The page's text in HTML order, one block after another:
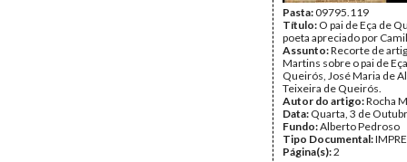
Pasta:09795.119
Título: O pai de Eça de
poeta apreciado por
Assunto:Recorte de
Martins sobre o pai de
Queirós, José Maria de
Teixeira de Queirós.
Autor do artigo:Rocha
Data: Quarta, 3 de
Fundo:Alberto Pedroso
Tipo Documental:
Página(s):2